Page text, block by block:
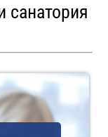
санатория